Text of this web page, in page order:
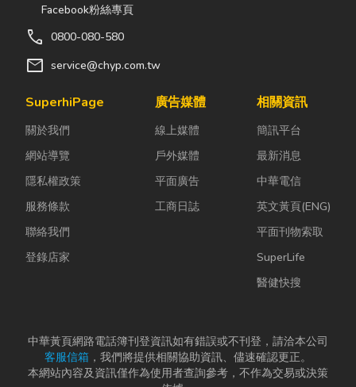
Facebook粉絲專頁
call 0800-080-580
mail service@chyp.com.tw
SuperhiPage
關於我們
網站導覽
隱私權政策
服務條款
聯絡我們
登錄店家
廣告媒體
線上媒體
戶外媒體
平面廣告
工商日誌
相關資訊
簡訊平台
最新消息
中華電信
英文黃頁(ENG)
平面刊物索取
SuperLife
醫健快搜
中華黃頁網路電話簿刊登資訊如有錯誤或不刊登，請洽本公司
客服信箱 ，我們將提供相關協助資訊、儘速確認更正。
本網站內容及資訊僅作為使用者查詢參考，不作為交易或決策